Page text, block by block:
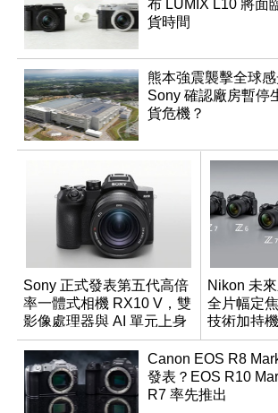
布 LUMIX L10 將面
貨時間
熊本強震襲擊全球感
Sony 確認廠房暫停
貨危機？
Sony 正式發表第五代高倍
率一體式相機 RX10 V，雙
影像處理器與 AI 單元上身
Nikon 未
全片幅定
技術加持
Canon EOS R8
發表？EOS R10
R7 率先推出